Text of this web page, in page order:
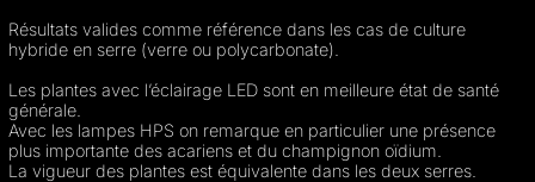
Résultats valides comme référence dans les cas de culture
hybride en serre (verre ou polycarbonate).
Les plantes avec l’éclairage LED sont en meilleure état de santé
générale.
Avec les lampes HPS on remarque en particulier une présence
plus importante des acariens et du champignon oïdium.
La vigueur des plantes est équivalente dans les deux serres.